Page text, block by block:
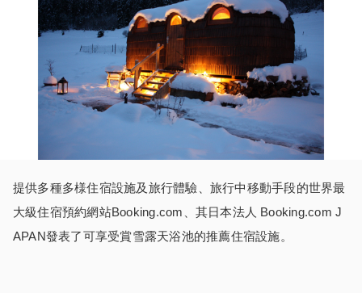
提供多種多様住宿設施及旅行體驗、旅行中移動手段的世界最
大級住宿預約網站Booking.com、其日本法人 Booking.com J
APAN發表了可享受賞雪露天浴池的推薦住宿設施。